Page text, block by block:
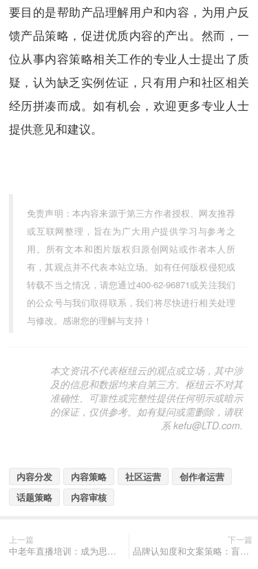
要目的是帮助产品理解用户和内容，为用户反
馈产品策略，促进优质内容的产出。然而，一
位从事内容策略相关工作的专业人士提出了质
疑，认为缺乏实例佐证，只有用户和社区相关
经历拼凑而成。如有机会，欢迎更多专业人士
提供意见和建议。
免责声明：本内容来源于第三方作者授权、网友推荐
或互联网整理，旨在为广大用户提供学习与参考之
用。所有文本和图片版权归原创网站或作者本人所
有，其观点并不代表本站立场。如有任何版权侵犯或
转载不当之情况，请您通过400-62-96871或关注我们
的公众号与我们取得联系，我们将尽快进行相关处理
与修改。感谢您的理解与支持！
本文资讯不代表枢纽云的观点或立场，其中涉
及的信息和数据均来自第三方。枢纽云不对其
准确性、可靠性或完整性提供任何明示或暗示
的保证，仅供参考。如有疑问或需删除，请联
系 kefu@LTD.com.
内容分发 内容策略 社区运营
创作者运营
话题策略
内容审核
上一篇
中老年直播培训：成为思维保健品与投资项目的继承者？
下一篇
品牌认知度和文案策略：盲目模仿成功大品牌文案的危害